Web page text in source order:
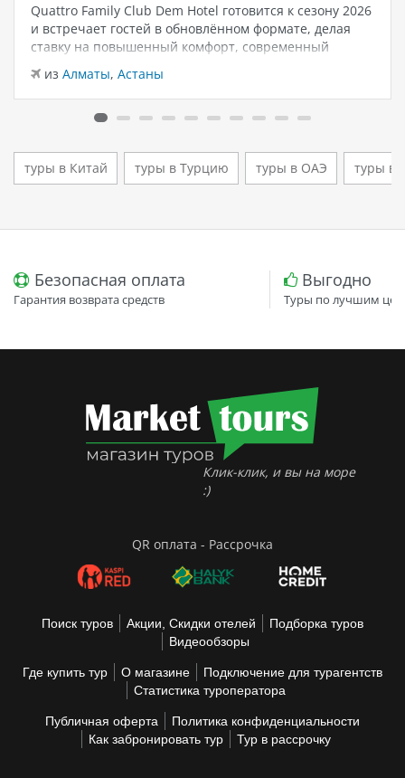
Quattro Family Club Dem Hotel готовится к сезону 2026
и встречает гостей в обновлённом формате, делая
ставку на повышенный комфорт, современный
моря. Отель остаётся популярным выбором для тех,
кто ищет семейный отель в…
из Алматы, Астаны
туры в Китай туры в Турцию туры в ОАЭ туры в
Безопасная оплата
Гарантия возврата средств
Выгодно
Туры по лучшим
Клик-клик, и вы на море
:)
QR оплата - Рассрочка
Поиск туров Акции, Скидки отелей
Подборка туров
Видеообзоры
Где купить тур О магазине
Подключение для турагентств
Статистика туроператора
Публичная оферта
Политика конфиденциальности
Как забронировать тур
Тур в рассрочку